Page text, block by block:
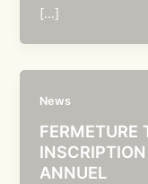
[…]
News
FERMETURE
ANNUEL